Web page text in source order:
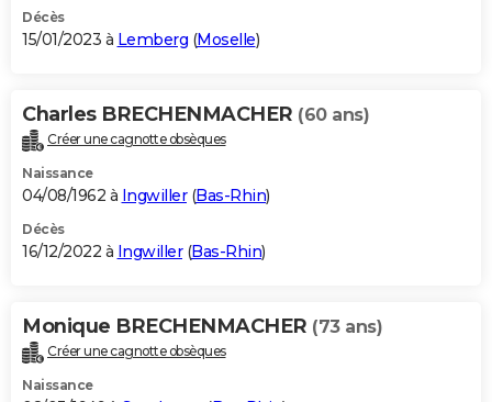
Décès
15/01/2023 à Lemberg (Moselle)
Charles BRECHENMACHER (60 ans)
Créer une cagnotte obsèques
Naissance
04/08/1962 à Ingwiller(Bas-Rhin)
Décès
16/12/2022 à Ingwiller(Bas-Rhin)
Monique BRECHENMACHER (73 ans)
Créer une cagnotte obsèques
Naissance